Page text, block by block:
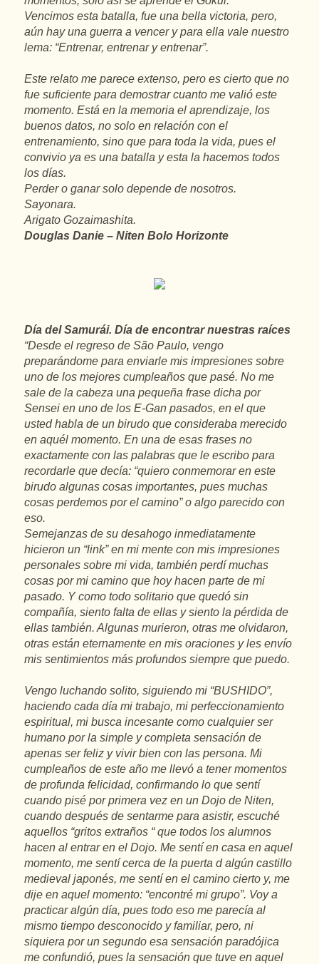
Vencimos esta batalla, fue una bella victoria, pero,
aún hay una guerra a vencer y para ella vale nuestro
lema: “Entrenar, entrenar y entrenar”.
Este relato me parece extenso, pero es cierto que no
fue suficiente para demostrar cuanto me valió este
momento. Está en la memoria el aprendizaje, los
buenos datos, no solo en relación con el
entrenamiento, sino que para toda la vida, pues el
convivio ya es una batalla y esta la hacemos todos
los días.
Perder o ganar solo depende de nosotros.
Sayonara.
Arigato Gozaimashita.
Douglas Danie – Niten Bolo Horizonte
Día del Samurái. Día de encontrar nuestras raíces
“Desde el regreso de São Paulo, vengo
preparándome para enviarle mis impresiones sobre
uno de los mejores cumpleaños que pasé. No me
sale de la cabeza una pequeña frase dicha por
Sensei en uno de los E-Gan pasados, en el que
usted habla de un birudo que consideraba merecido
en aquél momento. En una de esas frases no
exactamente con las palabras que le escribo para
recordarle que decía: “quiero conmemorar en este
birudo algunas cosas importantes, pues muchas
cosas perdemos por el camino” o algo parecido con
eso.
Semejanzas de su desahogo inmediatamente
hicieron un “link” en mi mente con mis impresiones
personales sobre mi vida, también perdí muchas
cosas por mi camino que hoy hacen parte de mi
pasado. Y como todo solitario que quedó sin
compañía, siento falta de ellas y siento la pérdida de
ellas también. Algunas murieron, otras me olvidaron,
otras están eternamente en mis oraciones y les envío
mis sentimientos más profundos siempre que puedo.
Vengo luchando solito, siguiendo mi “BUSHIDO”,
haciendo cada día mi trabajo, mi perfeccionamiento
espiritual, mi busca incesante como cualquier ser
humano por la simple y completa sensación de
apenas ser feliz y vivir bien con las persona. Mi
cumpleaños de este año me llevó a tener momentos
de profunda felicidad, confirmando lo que sentí
cuando pisé por primera vez en un Dojo de Niten,
cuando después de sentarme para asistir, escuché
aquellos “gritos extraños “ que todos los alumnos
hacen al entrar en el Dojo. Me sentí en casa en aquel
momento, me sentí cerca de la puerta d algún castillo
medieval japonés, me sentí en el camino cierto y, me
dije en aquel momento: “encontré mi grupo”. Voy a
practicar algún día, pues todo eso me parecía al
mismo tiempo desconocido y familiar, pero, ni
siquiera por un segundo esa sensación paradójica
me confundió, pues la sensación que tuve en aquel